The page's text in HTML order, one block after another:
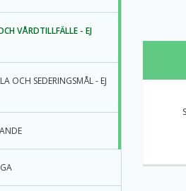
VÅRDTILLFÄLLE - EJ
OCH SEDERINGSMÅL - EJ